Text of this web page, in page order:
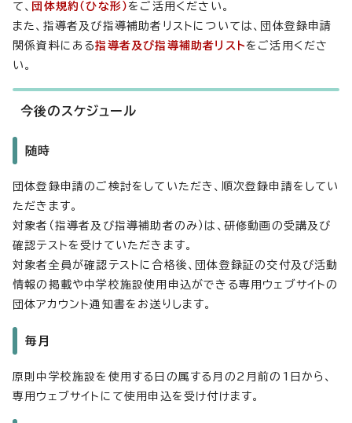
て、 団体規約（ひな形） をご活用ください。
また、指導者及び指導補助者リストについては、団体登録申請
関係資料にある指導者及び指導補助者リストをご活用くださ
い。
今後のスケジュール
随時
団体登録申請のご検討をしていただき、順次登録申請をしてい
ただきます。
対象者（指導者及び指導補助者のみ）は、研修動画の受講及び
確認テストを受けていただきます。
対象者全員が確認テストに合格後、団体登録証の交付及び活動
情報の掲載や中学校施設使用申込ができる専用ウェブサイトの
団体アカウント通知書をお送りします。
毎月
原則中学校施設を使用する日の属する月の2月前の1日から、
専用ウェブサイトにて使用申込を受け付けます。